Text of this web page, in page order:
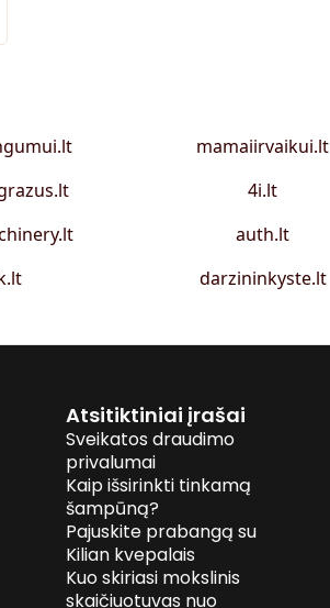
mamaiirvaikui.lt
4i.lt
auth.lt
darzininkyste.lt
Atsitiktiniai įrašai
Sveikatos draudimo
privalumai
Kaip išsirinkti tinkamą
šampūną?
Pajuskite prabangą su
Kilian kvepalais
Kuo skiriasi mokslinis
skaičiuotuvas nuo